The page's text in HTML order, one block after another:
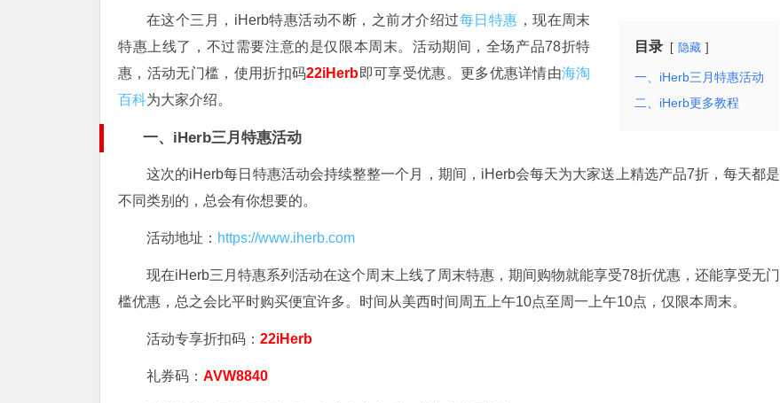
目录 隐藏
一、iHerb三月特惠活动
二、iHerb更多教程
在这个三月，iHerb特惠活动不断，之前才介绍过每日特惠 ，现在周末
特惠上线了，不过需要注意的是仅限本周末。活动期间，全场产品78折特
惠，活动无门槛，使用折扣码22iHerb即可享受优惠。更多优惠详情由海淘
百科为大家介绍。
一、iHerb三月特惠活动
这次的iHerb每日特惠活动会持续整整一个月，期间，iHerb会每天为大家送上精选产品7折，每天都是
不同类别的，总会有你想要的。
活动地址： https://www.iherb.com
现在iHerb三月特惠系列活动在这个周末上线了周末特惠，期间购物就能享受78折优惠，还能享受无门
槛优惠，总之会比平时购买便宜许多。时间从美西时间周五上午10点至周一上午10点，仅限本周末。
活动专享折扣码： 22iHerb
礼券码： AVW8840